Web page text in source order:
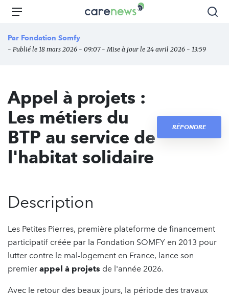
Aller
principal
Carenews,
des
Menu
Par Fondation Somfy
- Publié le 18 mars 2026 - 09:07 - Mise à jour le 24 avril 2026 - 13:59
Appel à projets :
Les métiers du
BTP au service de
l'habitat solidaire
RÉPONDRE
Description
Les Petites Pierres, première plateforme de financement
participatif créée par la Fondation SOMFY en 2013 pour
lutter contre le mal-logement en France, lance son
premier appel à projets de l'année 2026.
Avec le retour des beaux jours, la période des travaux